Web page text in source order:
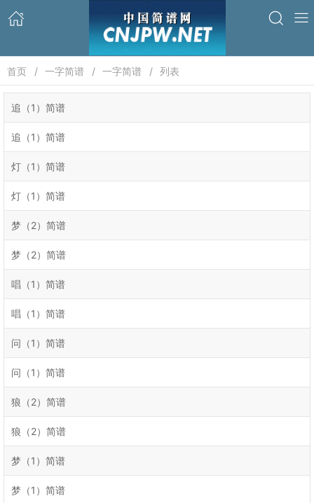
首页 一字简谱 一字简谱 列表
追（1）简谱
追（1）简谱
灯（1）简谱
灯（1）简谱
梦（2）简谱
梦（2）简谱
唱（1）简谱
唱（1）简谱
问（1）简谱
问（1）简谱
狼（2）简谱
狼（2）简谱
梦（1）简谱
梦（1）简谱